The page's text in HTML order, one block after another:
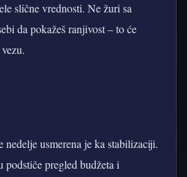
slične vrednosti. Ne žuri sa
da pokažeš ranjivost – to će
nedelje usmerena je ka stabilizaciji.
pregled budžeta i